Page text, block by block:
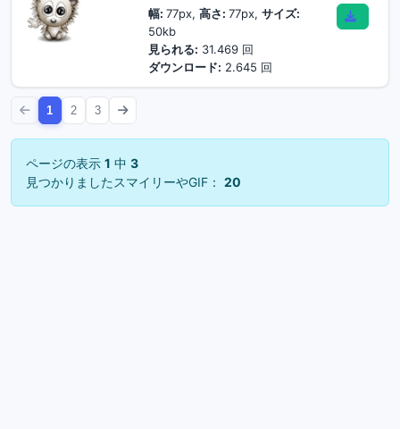
幅: 77px, 高さ: 77px, サイズ:
50kb
見られる: 31.469 回
ダウンロード: 2.645 回
1 2 3
ページの表示 1 中 3
見つかりましたスマイリーやGIF： 20